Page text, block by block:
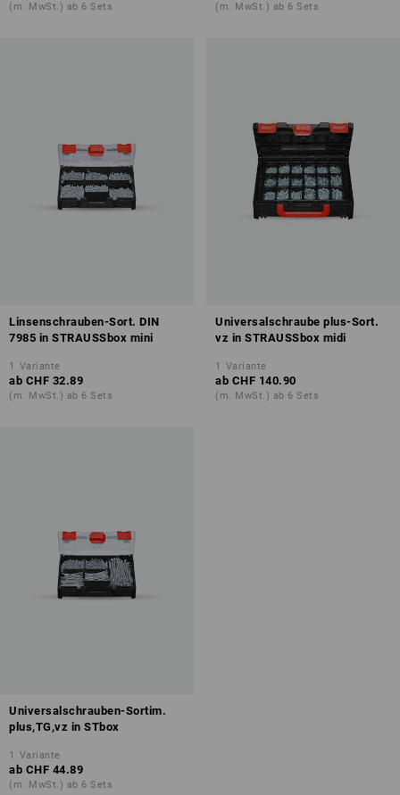
(m. MwSt.) ab 6 Sets (m. MwSt.) ab 6 Sets
Linsenschrauben-Sort. DIN
7985 in STRAUSSbox mini
1 Variante
ab CHF 32.89
(m. MwSt.) ab 6 Sets
Universalschraube plus-Sort.
vz in STRAUSSbox midi
1 Variante
ab CHF 140.90
(m. MwSt.) ab 6 Sets
Universalschrauben-Sortim.
plus,TG,vz in STbox
1 Variante
ab CHF 44.89
(m. MwSt.) ab 6 Sets